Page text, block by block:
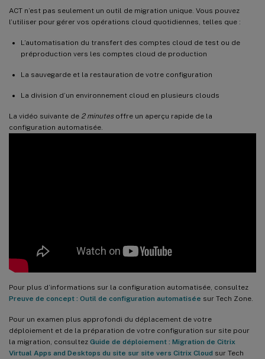
ACT n’est pas seulement un outil de migration unique. Vous pouvez
l’utiliser pour gérer vos opérations cloud quotidiennes, telles que :
L’automatisation du transfert des comptes cloud de test ou de
préproduction vers les comptes cloud de production
La sauvegarde et la restauration de votre configuration
La division d’un environnement cloud en plusieurs clouds
La vidéo suivante de 2 minutesoffre un aperçu rapide de la
configuration automatisée.
Pour plus d’informations sur la configuration automatisée, consultez
Preuve de concept : Outil de configuration automatisée sur Tech Zone.
Pour un examen plus approfondi du déplacement de votre
déploiement et de la préparation de votre configuration sur site pour
la migration, consultez Guide de déploiement : Migration de Citrix
Virtual Apps and Desktops du site sur site vers Citrix Cloud sur Tech